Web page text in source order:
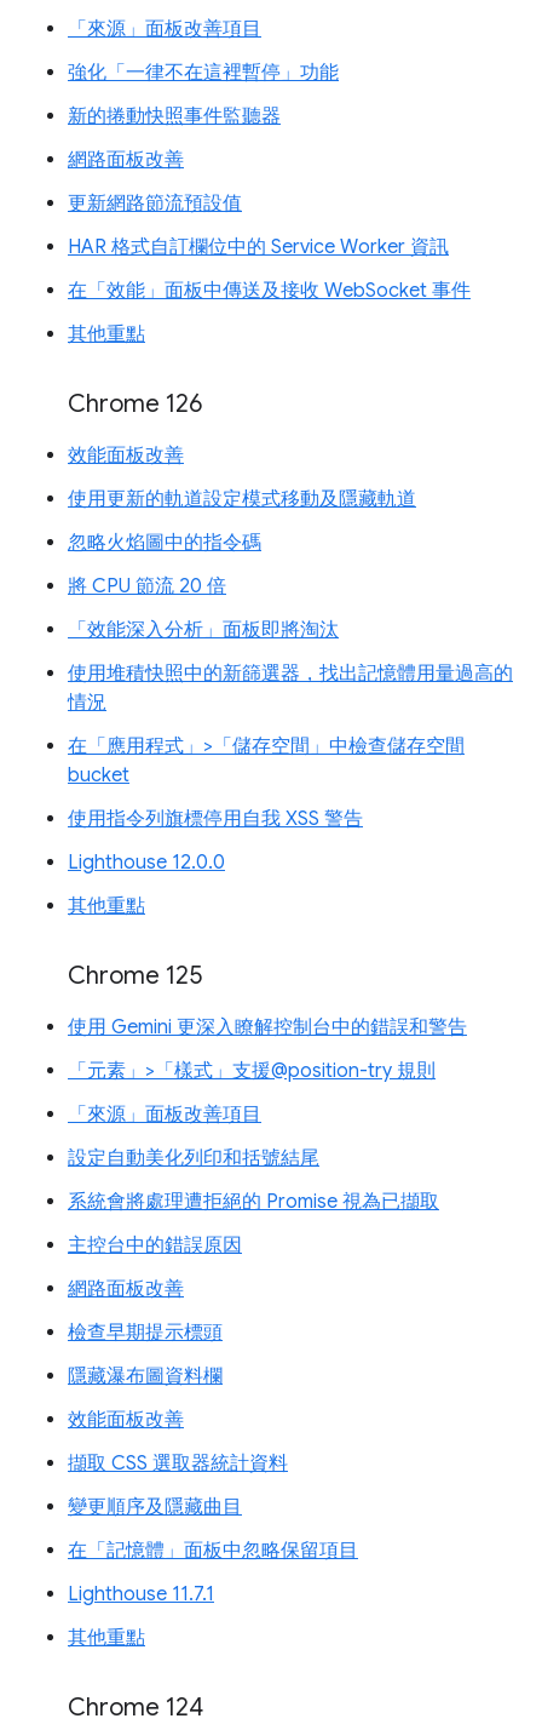
「來源」面板改善項目
強化「一律不在這裡暫停」功能
新的捲動快照事件監聽器
網路面板改善
更新網路節流預設值
HAR 格式自訂欄位中的 Service Worker 資訊
在「效能」面板中傳送及接收 WebSocket 事件
其他重點
Chrome 126
效能面板改善
使用更新的軌道設定模式移動及隱藏軌道
忽略火焰圖中的指令碼
將 CPU 節流 20 倍
「效能深入分析」面板即將淘汰
使用堆積快照中的新篩選器，找出記憶體用量過高的
情況
在「應用程式」>「儲存空間」中檢查儲存空間
bucket
使用指令列旗標停用自我 XSS 警告
Lighthouse 12.0.0
其他重點
Chrome 125
使用 Gemini 更深入瞭解控制台中的錯誤和警告
「元素」>「樣式」支援@position-try 規則
「來源」面板改善項目
設定自動美化列印和括號結尾
系統會將處理遭拒絕的 Promise 視為已擷取
主控台中的錯誤原因
網路面板改善
檢查早期提示標頭
隱藏瀑布圖資料欄
效能面板改善
擷取 CSS 選取器統計資料
變更順序及隱藏曲目
在「記憶體」面板中忽略保留項目
Lighthouse 11.7.1
其他重點
Chrome 124